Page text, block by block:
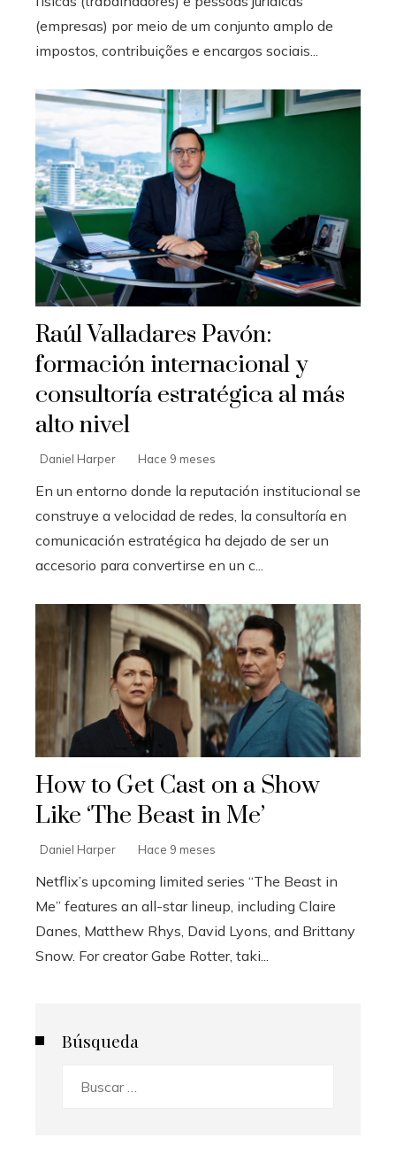
(empresas) por meio de um conjunto amplo de
impostos, contribuições e encargos sociais...
Raúl Valladares Pavón:
formación internacional y
consultoría estratégica al más
alto nivel
Daniel Harper Hace 9 meses
En un entorno donde la reputación institucional se
construye a velocidad de redes, la consultoría en
comunicación estratégica ha dejado de ser un
accesorio para convertirse en un c...
How to Get Cast on a Show
Like ‘The Beast in Me’
Daniel Harper Hace 9 meses
Netflix’s upcoming limited series “The Beast in
Me” features an all-star lineup, including Claire
Danes, Matthew Rhys, David Lyons, and Brittany
Snow. For creator Gabe Rotter, taki...
Búsqueda